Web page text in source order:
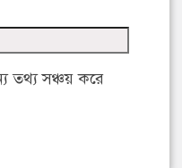
তথ্য সঞ্চয় করে